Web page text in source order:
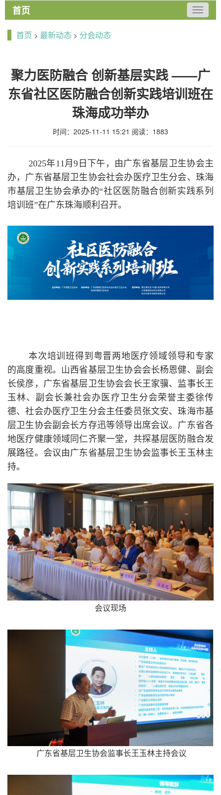
切
换
首页
首页 > 最新动态 > 分会动态
聚力医防融合 创新基层实践 ——广
东省社区医防融合创新实践培训班在
珠海成功举办
时间：2025-11-11 15:21 阅读：1883
2025年11月9日下午，由广东省基层卫生协会主
办，广东省基层卫生协会社会办医疗卫生分会、珠海
市基层卫生协会承办的“社区医防融合创新实践系列
培训班”在广东珠海顺利召开。
本次培训班得到粤晋两地医疗领域领导和专家
的高度重视。山西省基层卫生协会会长杨恩健、副会
长侯彦，广东省基层卫生协会会长王家骥、监事长王
玉林、副会长兼社会办医疗卫生分会荣誉主委徐传
德、社会办医疗卫生分会主任委员张文安、珠海市基
层卫生协会副会长方存迅等领导出席会议。广东省各
地医疗健康领域同仁齐聚一堂，共探基层医防融合发
展路径。会议由广东省基层卫生协会监事长王玉林主
持。
会议现场
广东省基层卫生协会监事长王玉林主持会议